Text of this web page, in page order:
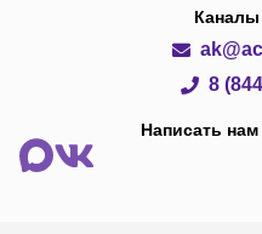
Каналы
8
Написать